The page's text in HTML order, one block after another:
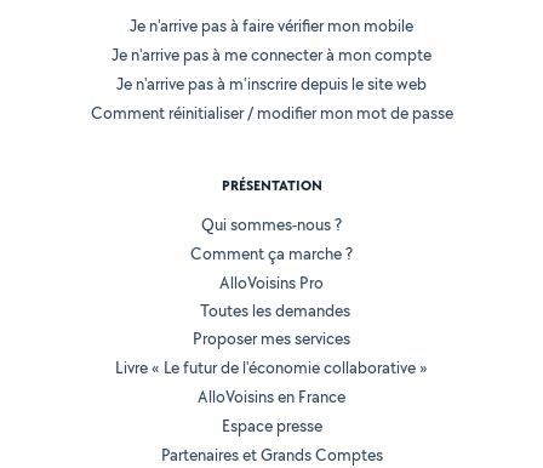
Je n'arrive pas à faire vérifier mon mobile
Je n'arrive pas à me connecter à mon compte
Je n'arrive pas à m'inscrire depuis le site web
Comment réinitialiser / modifier mon mot de passe
PRÉSENTATION
Qui sommes-nous ?
Comment ça marche ?
AlloVoisins Pro
Toutes les demandes
Proposer mes services
Livre « Le futur de l'économie collaborative »
AlloVoisins en France
Espace presse
Partenaires et Grands Comptes